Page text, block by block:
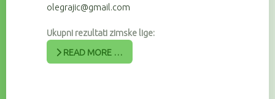
olegrajic@gmail.com
Ukupni rezultati zimske lige:
READ MORE …